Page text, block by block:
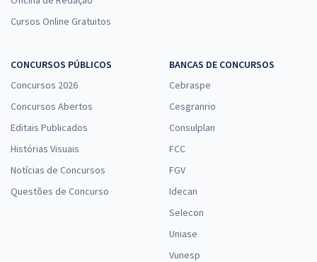
Cursos Online Gratuitos
CONCURSOS PÚBLICOS
Concursos 2026
Concursos Abertos
Editais Publicados
Histórias Visuais
Notícias de Concursos
Questões de Concurso
BANCAS DE CONCURSOS
Cebraspe
Cesgranrio
Consulplan
FCC
FGV
Idecan
Selecon
Uniase
Vunesp